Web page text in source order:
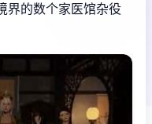
界的数个家医馆杂役